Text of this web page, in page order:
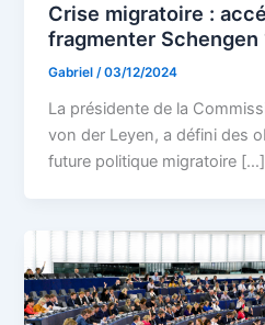
Crise migratoire :
fragmenter Schengen
Gabriel/03/12/2024
La présidente de la
von der Leyen, a défini des
future politique migratoire […]